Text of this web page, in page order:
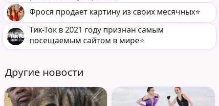
Фрося продает картину из своих месячных⭐️
Тик-Ток в 2021 году признан самым
посещаемым сайтом в мире⭐️
Другие новости